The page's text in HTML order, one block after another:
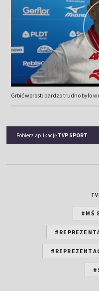
Grbić wprost: bardzo trudno było
Pobierz aplikację TVP SPORT
#MŚ